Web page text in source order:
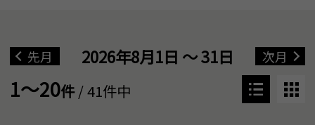
先月 2026年8月1日 ～ 31日 次月
1～20件/ 41件中